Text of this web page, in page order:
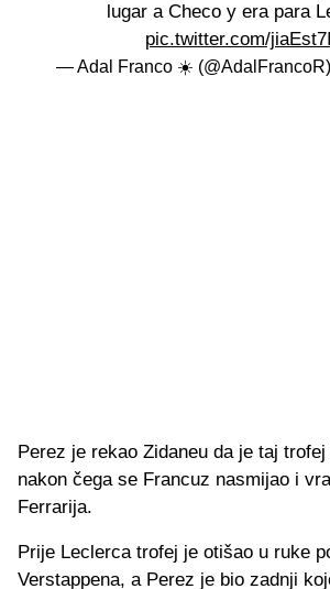
lugar a Checo y era para
pic.twitter.com/
— Adal Franco ☀️ (@AdalFrancoR)
Perez je rekao Zidaneu da je taj
nakon čega se Francuz nasmijao i
Ferrarija.
Prije Leclerca trofej je otišao u ruke
Verstappena, a Perez je bio zadnji